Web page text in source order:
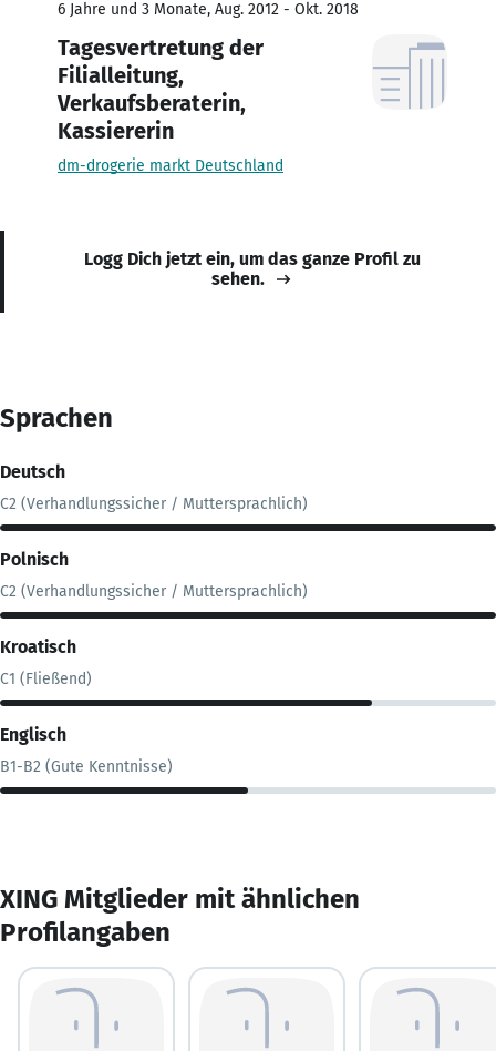
6 Jahre und 3 Monate, Aug. 2012 - Okt. 2018
Tagesvertretung der
Filialleitung,
Verkaufsberaterin,
Kassiererin
dm-drogerie markt Deutschland
Logg Dich jetzt ein, um das ganze Profil zu
sehen.
Sprachen
Deutsch
C2 (Verhandlungssicher / Muttersprachlich)
Polnisch
C2 (Verhandlungssicher / Muttersprachlich)
Kroatisch
C1 (Fließend)
Englisch
B1-B2 (Gute Kenntnisse)
XING Mitglieder mit ähnlichen
Profilangaben